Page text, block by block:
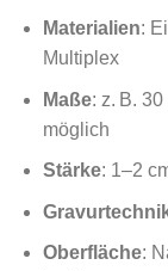
Materialien:
Multiplex
Maße: z. B.
möglich
Stärke: 1–2
Oberfläche: